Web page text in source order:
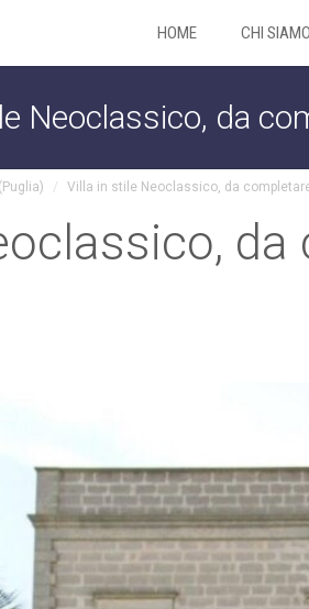
HOME CHI SIAMO
Neoclassico, da
Villa in stile Neoclassico, da